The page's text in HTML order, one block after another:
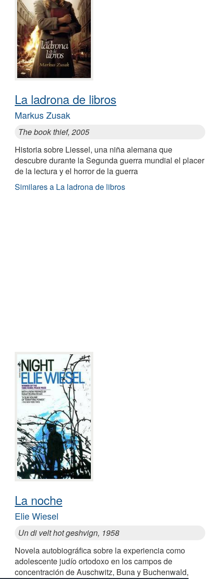
La ladrona de libros
Markus Zusak
The book thief, 2005
Historia sobre Liessel, una niña alemana que
descubre durante la Segunda guerra mundial el placer
de la lectura y el horror de la guerra
Similares a La ladrona de libros
La noche
Elie Wiesel
Un di velt hot geshvign, 1958
Novela autobiográfica sobre la experiencia como
adolescente judío ortodoxo en los campos de
concentración de Auschwitz, Buna y Buchenwald,